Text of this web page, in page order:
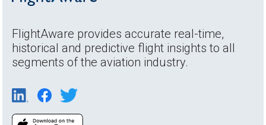
FlightAware provides accurate real-time,
historical and predictive flight insights to all
segments of the aviation industry.